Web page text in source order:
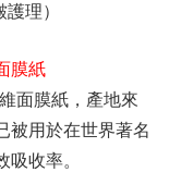
理）
膜紙
面膜紙，產地來
被用於在世界著名
收率。